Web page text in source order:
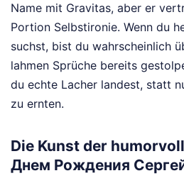
Name mit Gravitas, aber er
Portion Selbstironie. Wenn du
suchst, bist du wahrscheinlich
lahmen Sprüche bereits
du echte Lacher landest, statt
zu ernten.
Die Kunst der
Днем Рождения